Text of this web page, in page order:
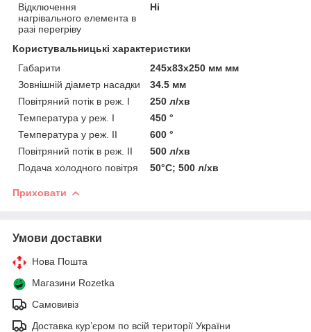
Відключення
нагрівального елемента в
разі перегріву
Ні
Користувальницькі характеристики
Габарити
245х83х250 мм мм
Зовнішній діаметр насадки
34.5 мм
Повітряний потік в реж. I
250 л/хв
Температура у реж. I
450 °
Температура у реж. II
600 °
Повітряний потік в реж. II
500 л/хв
Подача холодного повітря
50°С; 500 л/хв
Приховати
Умови доставки
Нова Пошта
Магазини Rozetka
Самовивіз
Доставка кур’єром по всій території України